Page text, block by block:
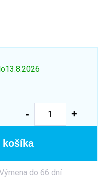
13.8.2026
košíka
Výmena do 66 dní